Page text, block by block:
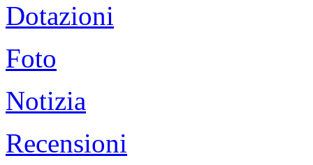
Dotazioni
Foto
Notizia
Recensioni